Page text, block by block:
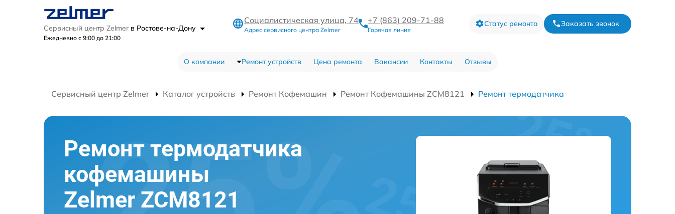
Сервисный центр Zelmer в Ростове-на-Дону
Ежедневно с 9:00 до 21:00
Социалистическая улица, 74
Адрес сервисного центра Zelmer
+7 (863) 209-71-88
Горячая линия
Статус ремонта Заказать звонок
О компании Ремонт устройств Цена ремонта Вакансии Контакты Отзывы
Сервисный центр Zelmer Каталог устройств Ремонт Кофемашин Ремонт Кофемашины ZCM8121 Ремонт термодатчика
Ремонт термодатчика
кофемашины
Zelmer ZCM8121